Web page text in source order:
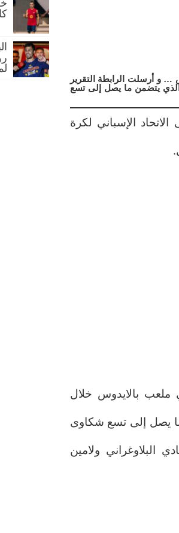
… و أرسلت الرابطة التقرير
والذي يتضمن ما يصل إلى تسع
الإسباني لكرة
بالايدوس خلال
ما يصل إلى تسع شكاوى
البلاوغراني ولامين